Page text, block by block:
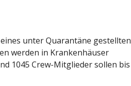
unter Quarantäne gestellten
werden in Krankenhäuser
1045 Crew-Mitglieder sollen bis